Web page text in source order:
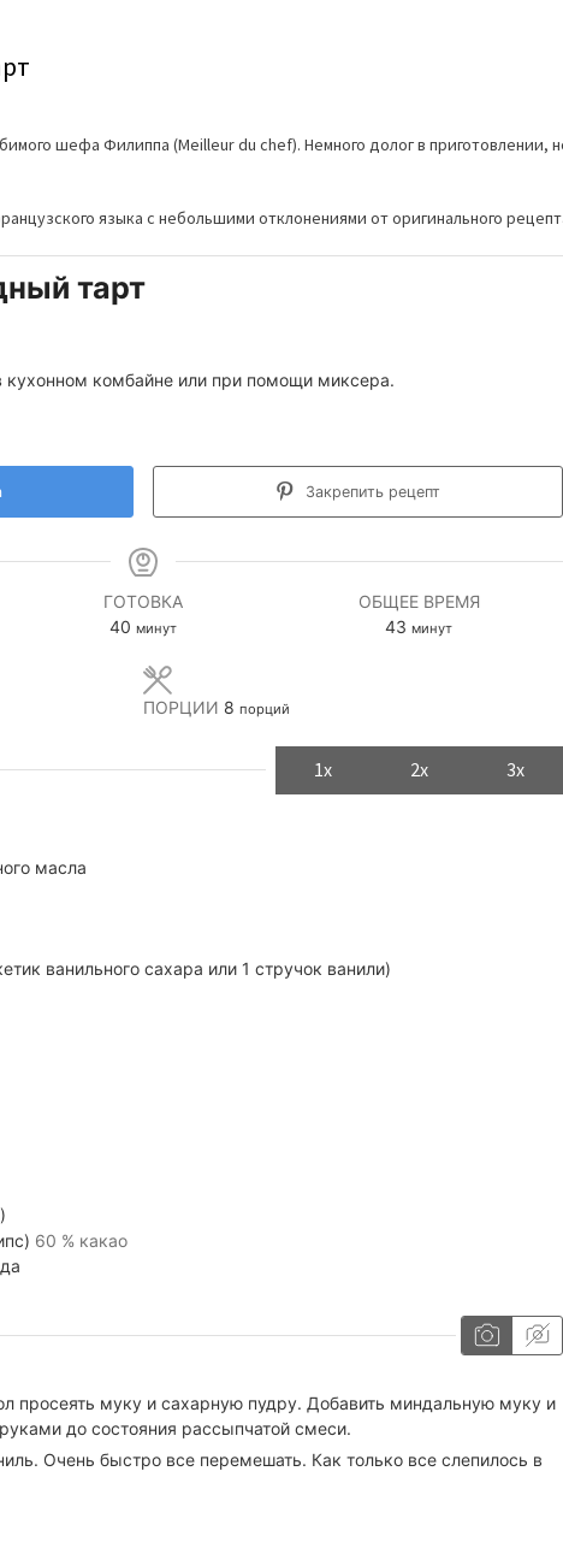
шефа Филиппа (Meilleur du chef). Немного долог в приготовлении,
языка с небольшими отклонениями от оригинального
тарт
кухонном комбайне или при помощи миксера.
Закрепить рецепт
ГОТОВКА
40минуты
минут
ОБЩЕЕ ВРЕМЯ
43 минуты
минут
ПОРЦИИ 8 порций
1x 2x 3x
масла
ванильного сахара или 1 стручок ванили)
60 % какао
просеять муку и сахарную пудру. Добавить миндальную муку и
до состояния рассыпчатой смеси.
Очень быстро все перемешать. Как только все слепилось в